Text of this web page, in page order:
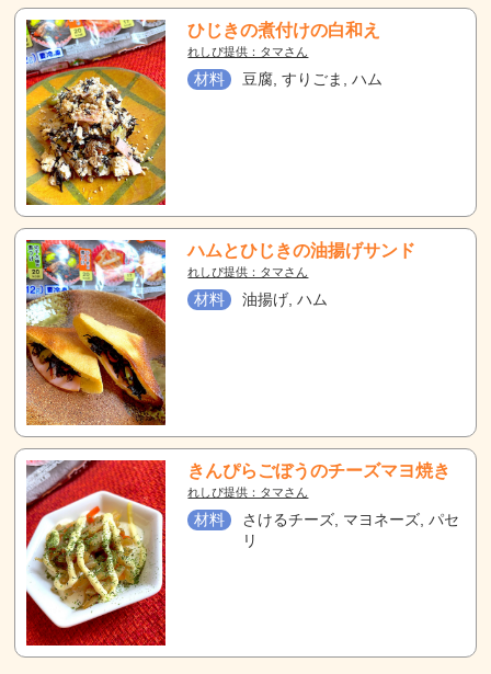
ひじきの煮付けの白和え
れしぴ提供：タマさん
材料 豆腐, すりごま, ハム
ハムとひじきの油揚げサンド
れしぴ提供：タマさん
材料 油揚げ, ハム
きんぴらごぼうのチーズマヨ焼き
れしぴ提供：タマさん
材料
さけるチーズ, マヨネーズ, パセ
リ